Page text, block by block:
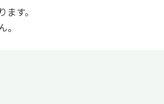
す。
。